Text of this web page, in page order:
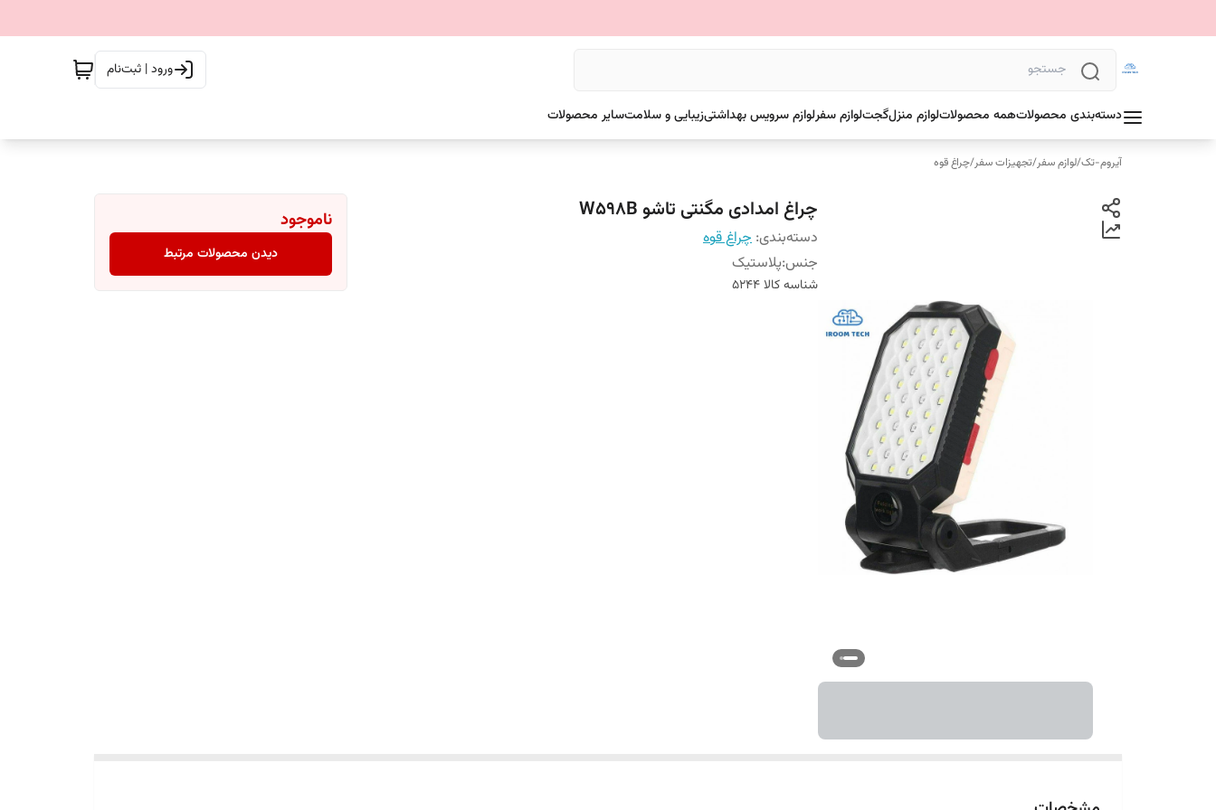
ورود | ثبت‌نام
دسته‌بندی محصولاتهمه محصولاتلوازم منزلگجتلوازم سفرلوازم سرویس بهداشتیزیبایی و سلامتسایر محصولات
آیروم-تک/لوازم سفر/تجهیزات سفر/چراغ قوه
چراغ امدادی مگنتی تاشو W598B
دسته‌بندی: چراغ قوه
جنس:پلاستیک
شناسه کالا5244
ناموجود
دیدن محصولات مرتبط